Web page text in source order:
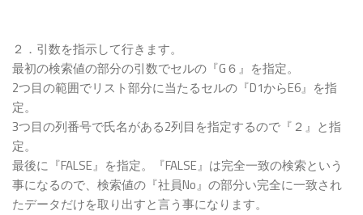
２．引数を指示して行きます。
最初の検索値の部分の引数でセルの『G６』を指定。
2つ目の範囲でリスト部分に当たるセルの『D1からE6』を指
定。
3つ目の列番号で氏名がある2列目を指定するので『２』と指
定。
最後に『FALSE』を指定。『FALSE』は完全一致の検索という
事になるので、検索値の『社員No』の部分い完全に一致され
たデータだけを取り出すと言う事になります。